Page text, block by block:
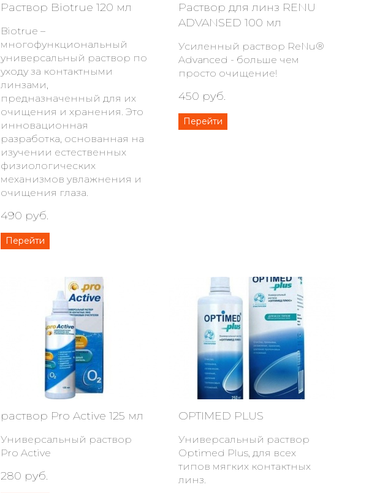
Раствор Biotrue 120 мл
Biotrue –
многофункциональный
универсальный раствор по
уходу за контактными
линзами,
предназначенный для их
очищения и хранения. Это
инновационная
разработка, основанная на
изучении естественных
физиологических
механизмов увлажнения и
очищения глаза.
490 руб.
Перейти
Раствор для линз RENU
ADVANSED 100 мл
Усиленный раствор ReNu®
Advanced - больше чем
просто очищение!
450 руб.
Перейти
раствор Pro Active 125 мл
Универсальный раствор
Pro Active
280 руб.
OPTIMED PLUS
Универсальный раствор
Optimed Plus, для всех
типов мягких контактных
линз.